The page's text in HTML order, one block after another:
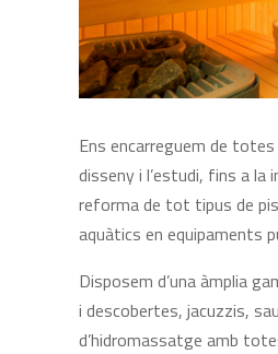
Ens encarreguem de
disseny i l’estudi, fins a la
reforma de tot tipus de
aquàtics en equipaments
Disposem d’una àmplia
i descobertes, jacuzzis,
d’hidromassatge amb